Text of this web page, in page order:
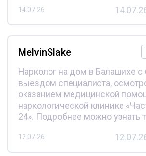
14.07.26
MelvinSlake
Нарколог на дом в Балашихе
выездом специалиста,
оказанием медицинской
наркологической клинике
24». Подробнее можно узнать
12.07.26